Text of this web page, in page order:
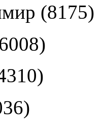
(8175)